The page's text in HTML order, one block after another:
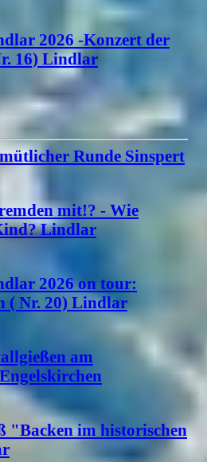
2026 -Konzert der
16) Lindlar
Runde Sinspert
mit!? - Wie
Lindlar
2026 on tour:
( Nr. 20) Lindlar
am
"Backen im historischen